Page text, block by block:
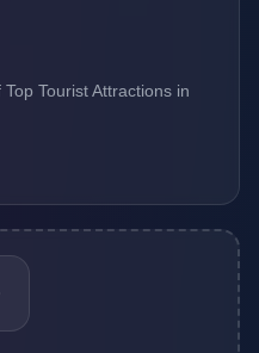
Tourist Attractions in